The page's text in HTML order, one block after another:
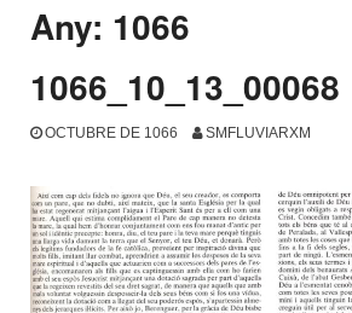
Any: 1066
1066_10_13_00068
OCTUBRE DE 1066 SMFLUVIARXM